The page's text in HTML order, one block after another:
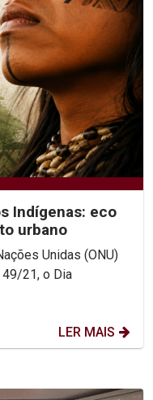
Indígenas: eco
urbano
Unidas (ONU)
21, o Dia
LER MAIS